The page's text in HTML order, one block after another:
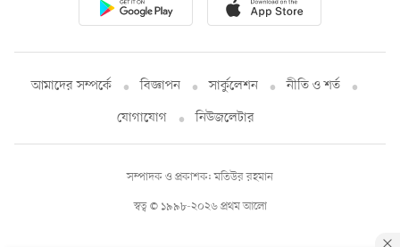
আমাদের সম্পর্কে বিজ্ঞাপন সার্কুলেশন
নীতি ও শর্ত
যোগাযোগ
নিউজলেটার
স্বত্ব © ১৯৯৮-২০২৬ প্রথম আলো
সম্পাদক ও প্রকাশক: মতিউর রহমান